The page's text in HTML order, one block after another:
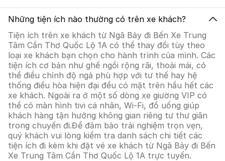
Những tiện ích nào thường có trên xe khách?
Tiện ích trên xe khách từ Ngã Bảy đi Bến Xe Trung
Tâm Cần Thơ Quốc Lộ 1A có thể thay đổi tùy theo
loại xe khách bạn chọn cho hành trình của mình. Các
tiện ích cơ bản như ghế ngồi rộng rãi, thoải mái, có
thể điều chỉnh độ ngả phù hợp với tư thế hay hệ
thống điều hòa hiện đại đều có mặt trên hầu hết các
xe khách. Ngoài ra ở một số dòng xe giường VIP có
thể có màn hình tivi cá nhân, Wi-Fi, đồ uống giúp
khách hàng tận hưởng không gian riêng tư thư giãn
trong chuyến đi.Để đảm bảo trải nghiệm trọn vẹn,
quý khách vui lòng kiểm tra danh sách chi tiết các
tiện ích đi kèm khi đặt vé xe khách từ Ngã Bảy đi Bến
Xe Trung Tâm Cần Thơ Quốc Lộ 1A trực tuyến.